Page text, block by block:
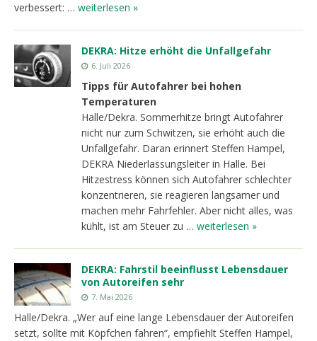
verbessert: … weiterlesen »
DEKRA: Hitze erhöht die Unfallgefahr
6. Juli 2026
Tipps für Autofahrer bei hohen
Temperaturen
Halle/Dekra. Sommerhitze bringt Autofahrer
nicht nur zum Schwitzen, sie erhöht auch die
Unfallgefahr. Daran erinnert Steffen Hampel,
DEKRA Niederlassungsleiter in Halle. Bei
Hitzestress können sich Autofahrer schlechter
konzentrieren, sie reagieren langsamer und
machen mehr Fahrfehler. Aber nicht alles, was
kühlt, ist am Steuer zu … weiterlesen »
DEKRA: Fahrstil beeinflusst Lebensdauer
von Autoreifen sehr
7. Mai 2026
Halle/Dekra. „Wer auf eine lange Lebensdauer der Autoreifen
setzt, sollte mit Köpfchen fahren“, empfiehlt Steffen Hampel,